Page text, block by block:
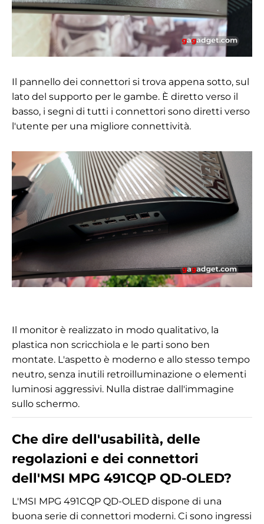
Il pannello dei connettori si trova appena sotto, sul
lato del supporto per le gambe. È diretto verso il
basso, i segni di tutti i connettori sono diretti verso
l'utente per una migliore connettività.
Il monitor è realizzato in modo qualitativo, la
plastica non scricchiola e le parti sono ben
montate. L'aspetto è moderno e allo stesso tempo
neutro, senza inutili retroilluminazione o elementi
luminosi aggressivi. Nulla distrae dall'immagine
sullo schermo.
Che dire dell'usabilità, delle
regolazioni e dei connettori
dell'MSI MPG 491CQP QD-OLED?
L'MSI MPG 491CQP QD-OLED dispone di una
buona serie di connettori moderni. Ci sono ingressi